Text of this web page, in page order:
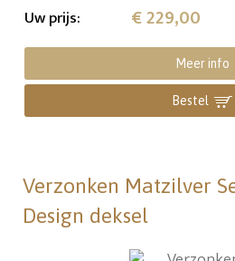
Uw prijs: € 229,00
Meer info
Bestel
Verzonken Matzilver
Design deksel